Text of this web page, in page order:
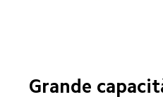
Grande